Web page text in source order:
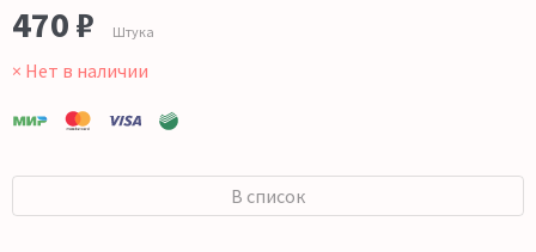
470 ₽ Штука
× Нет в наличии
В список